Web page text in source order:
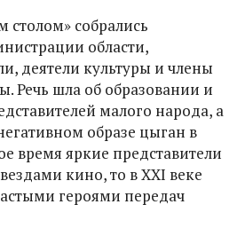
столом» собрались
области,
деятели культуры и члены
Речь шла об образовании и
малого народа, а
образе цыган в
время яркие представители
кино, то в XXI веке
героями передач